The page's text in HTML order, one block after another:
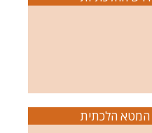
המטא הלכתית